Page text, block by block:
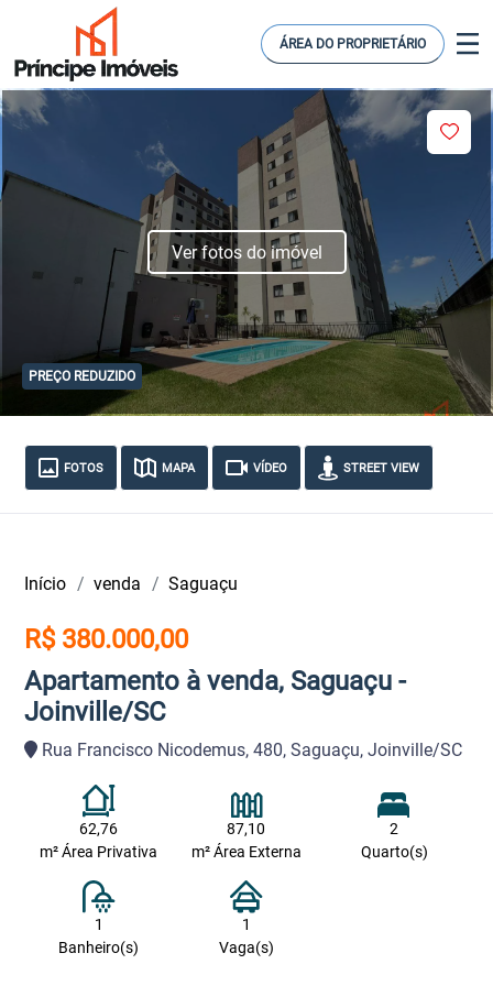
ÁREA DO PROPRIETÁRIO
PREÇO REDUZIDO
Ver fotos do imóvel
FOTOS MAPA VÍDEO STREET VIEW
Início venda Saguaçu
R$ 380.000,00
Apartamento à venda, Saguaçu -
Joinville/SC
Rua Francisco Nicodemus, 480, Saguaçu, Joinville/SC
62,76
m² Área Privativa
87,10
m² Área Externa
2
Quarto(s)
1
Banheiro(s)
1
Vaga(s)